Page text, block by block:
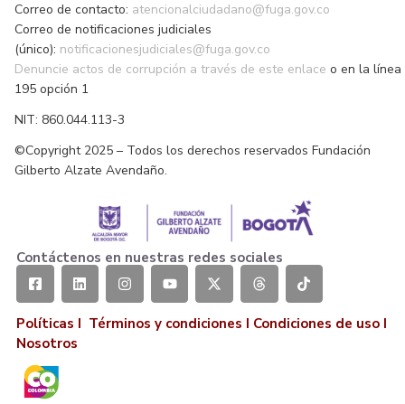
Correo de contacto: atencionalciudadano@fuga.gov.co
Correo de notificaciones judiciales
(único): notificacionesjudiciales@fuga.gov.co
Denuncie actos de corrupción a través de este enlace o en la línea
195 opción 1
NIT: 860.044.113-3
©Copyright 2025 – Todos los derechos reservados Fundación
Gilberto Alzate Avendaño.
Contáctenos en nuestras redes sociales
Políticas I Términos y condiciones I Condiciones de uso I
Nosotros